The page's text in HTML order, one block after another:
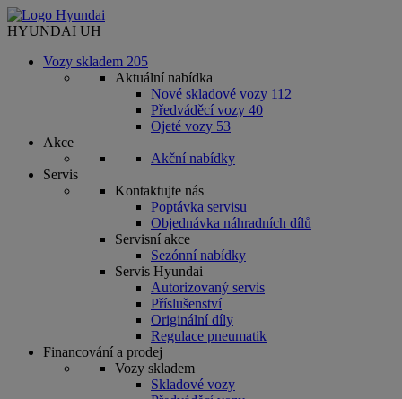
HYUNDAI UH
Vozy skladem 205
Aktuální nabídka
Nové skladové vozy 112
Předváděcí vozy 40
Ojeté vozy 53
Akce
Akční nabídky
Servis
Kontaktujte nás
Poptávka servisu
Objednávka náhradních dílů
Servisní akce
Sezónní nabídky
Servis Hyundai
Autorizovaný servis
Příslušenství
Originální díly
Regulace pneumatik
Financování a prodej
Vozy skladem
Skladové vozy